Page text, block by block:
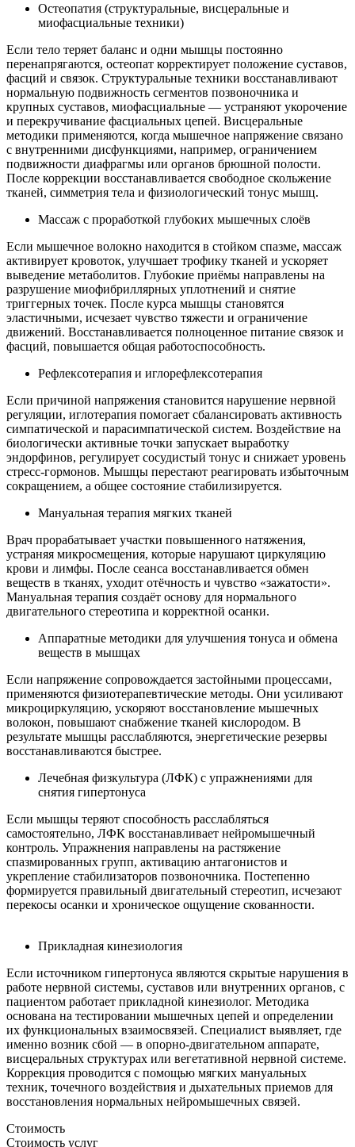
Остеопатия (структуральные, висцеральные и
миофасциальные техники)
Если тело теряет баланс и одни мышцы постоянно
перенапрягаются, остеопат корректирует положение суставов,
фасций и связок. Структуральные техники восстанавливают
нормальную подвижность сегментов позвоночника и
крупных суставов, миофасциальные — устраняют укорочение
и перекручивание фасциальных цепей. Висцеральные
методики применяются, когда мышечное напряжение связано
с внутренними дисфункциями, например, ограничением
подвижности диафрагмы или органов брюшной полости.
После коррекции восстанавливается свободное скольжение
тканей, симметрия тела и физиологический тонус мышц.
Массаж с проработкой глубоких мышечных слоёв
Если мышечное волокно находится в стойком спазме, массаж
активирует кровоток, улучшает трофику тканей и ускоряет
выведение метаболитов. Глубокие приёмы направлены на
разрушение миофибриллярных уплотнений и снятие
триггерных точек. После курса мышцы становятся
эластичными, исчезает чувство тяжести и ограничение
движений. Восстанавливается полноценное питание связок и
фасций, повышается общая работоспособность.
Рефлексотерапия и иглорефлексотерапия
Если причиной напряжения становится нарушение нервной
регуляции, иглотерапия помогает сбалансировать активность
симпатической и парасимпатической систем. Воздействие на
биологически активные точки запускает выработку
эндорфинов, регулирует сосудистый тонус и снижает уровень
стресс-гормонов. Мышцы перестают реагировать избыточным
сокращением, а общее состояние стабилизируется.
Мануальная терапия мягких тканей
Врач прорабатывает участки повышенного натяжения,
устраняя микросмещения, которые нарушают циркуляцию
крови и лимфы. После сеанса восстанавливается обмен
веществ в тканях, уходит отёчность и чувство «зажатости».
Мануальная терапия создаёт основу для нормального
двигательного стереотипа и корректной осанки.
Аппаратные методики для улучшения тонуса и обмена
веществ в мышцах
Если напряжение сопровождается застойными процессами,
применяются физиотерапевтические методы. Они усиливают
микроциркуляцию, ускоряют восстановление мышечных
волокон, повышают снабжение тканей кислородом. В
результате мышцы расслабляются, энергетические резервы
восстанавливаются быстрее.
Лечебная физкультура (ЛФК) с упражнениями для
снятия гипертонуса
Если мышцы теряют способность расслабляться
самостоятельно, ЛФК восстанавливает нейромышечный
контроль. Упражнения направлены на растяжение
спазмированных групп, активацию антагонистов и
укрепление стабилизаторов позвоночника. Постепенно
формируется правильный двигательный стереотип, исчезают
перекосы осанки и хроническое ощущение скованности.
Прикладная кинезиология
Если источником гипертонуса являются скрытые нарушения в
работе нервной системы, суставов или внутренних органов, с
пациентом работает прикладной кинезиолог. Методика
основана на тестировании мышечных цепей и определении
их функциональных взаимосвязей. Специалист выявляет, где
именно возник сбой — в опорно-двигательном аппарате,
висцеральных структурах или вегетативной нервной системе.
Коррекция проводится с помощью мягких мануальных
техник, точечного воздействия и дыхательных приемов для
восстановления нормальных нейромышечных связей.
Стоимость
Стоимость услуг